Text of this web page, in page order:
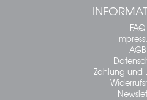
FAQ
AGB
Zahlung und